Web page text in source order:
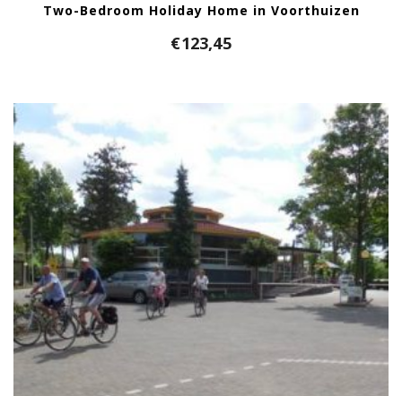
Two-Bedroom Holiday Home in Voorthuizen
€123,45